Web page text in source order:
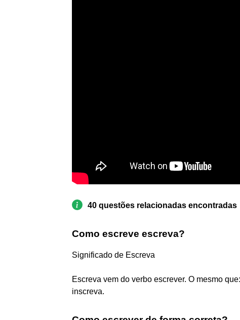
40 questões relacionadas encontradas
Como escreve escreva?
Significado de Escreva
Escreva vem do verbo escrever. O mesmo
inscreva.